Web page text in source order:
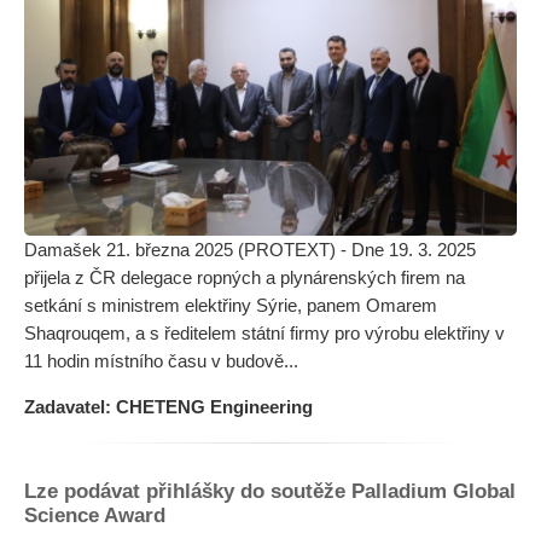
Damašek 21. března 2025 (PROTEXT) - Dne 19. 3. 2025
přijela z ČR delegace ropných a plynárenských firem na
setkání s ministrem elektřiny Sýrie, panem Omarem
Shaqrouqem, a s ředitelem státní firmy pro výrobu elektřiny v
11 hodin místního času v budově...
Zadavatel: CHETENG Engineering
Lze podávat přihlášky do soutěže Palladium Global
Science Award